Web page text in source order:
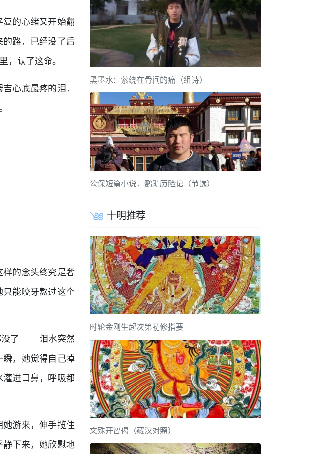
的心绪又开始翻
的路，已经没了后
，认了这命。
心底最疼的泪，
样的念头终究是奢
能咬牙熬过这个
没了 ——泪水突然
瞬，她觉得自己掉
灌进口鼻，呼吸都
游来，伸手揽住
静下来，她欣慰地
黑墨水：萦绕在骨间的痛（组诗）
公保短篇小说：鹦鹉历险记（节选）
十明推荐
时轮金刚生起次第初修指要
文殊开智偈（藏汉对照）